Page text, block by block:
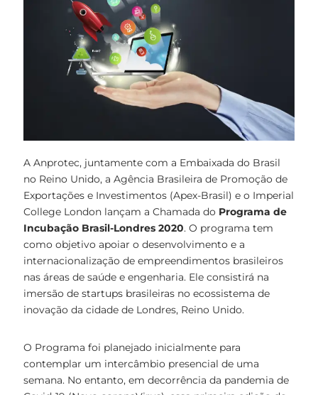
A Anprotec, juntamente com a Embaixada do Brasil
no Reino Unido, a Agência Brasileira de Promoção de
Exportações e Investimentos (Apex-Brasil) e o Imperial
College London lançam a Chamada do Programa de
Incubação Brasil-Londres 2020. O programa tem
como objetivo apoiar o desenvolvimento e a
internacionalização de empreendimentos brasileiros
nas áreas de saúde e engenharia. Ele consistirá na
imersão de startups brasileiras no ecossistema de
inovação da cidade de Londres, Reino Unido.
O Programa foi planejado inicialmente para
contemplar um intercâmbio presencial de uma
semana. No entanto, em decorrência da pandemia de